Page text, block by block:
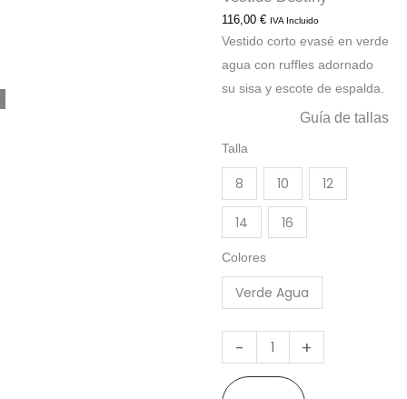
116,00 € IVA Incluido
Vestido corto evasé en verde
agua con ruffles adornado
su sisa y escote de espalda.
Guía de tallas
Talla
8 10 12
14 16
Colores
Verde Agua
-
Vestido
Destiny
cantidad
+